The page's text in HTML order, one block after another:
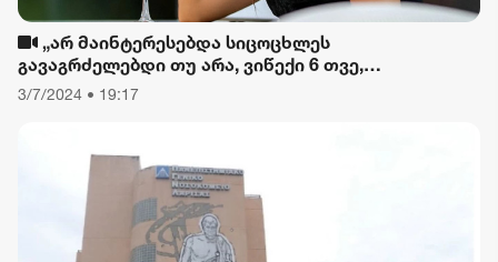
„არ მაინტერესებდა სიცოცხლეს
გავაგრძელებდი თუ არა, ვიწექი 6 თვე,
დავიწყებული მქონდა კვება, ფიზიკური მოძრაობა“
3/7/2024 • 19:17